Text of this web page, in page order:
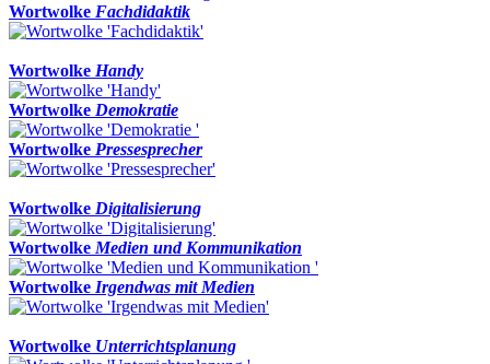
Wortwolke Fachdidaktik
Wortwolke Handy
Wortwolke Demokratie
Wortwolke Pressesprecher
Wortwolke Digitalisierung
Wortwolke Medien und Kommunikation
Wortwolke Irgendwas mit Medien
Wortwolke Unterrichtsplanung